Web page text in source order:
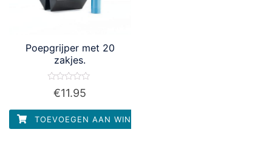
Poepgrijper met 20
zakjes.
Waardering
5
€11.95
TOEVOEGEN AAN WINKELWAGEN